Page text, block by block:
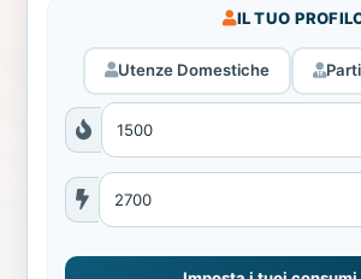
IL TUO
Utenze Domestiche